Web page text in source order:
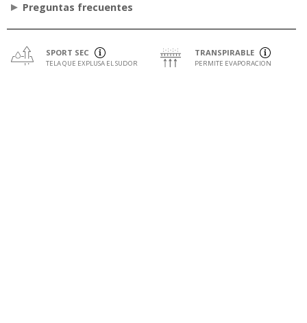
Preguntas frecuentes
SPORT SEC
TELA QUE EXPLUSA EL SUDOR
TRANSPIRABLE
PERMITE EVAPORACION